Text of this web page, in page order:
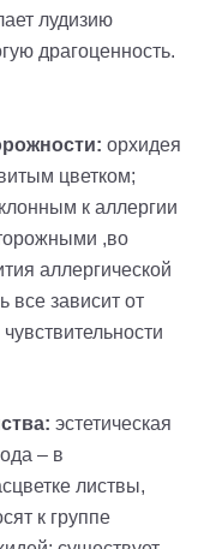
лудизию
драгоценность.
орхидея
цветком;
к аллергии
,во
аллергической
все зависит от
эстетическая
– в
листвы,
к группе